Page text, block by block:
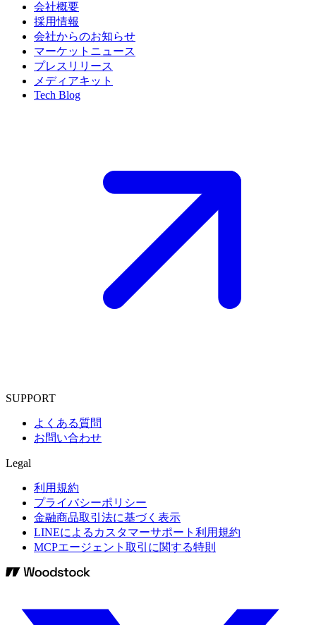
会社概要
採用情報
会社からのお知らせ
マーケットニュース
プレスリリース
メディアキット
Tech Blog
SUPPORT
よくある質問
お問い合わせ
Legal
利用規約
プライバシーポリシー
金融商品取引法に基づく表示
LINEによるカスタマーサポート利用規約
MCPエージェント取引に関する特則